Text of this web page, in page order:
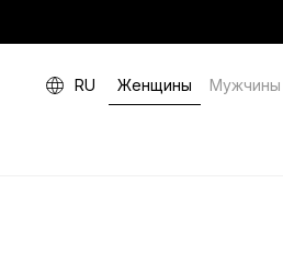
RU Женщины Мужчины